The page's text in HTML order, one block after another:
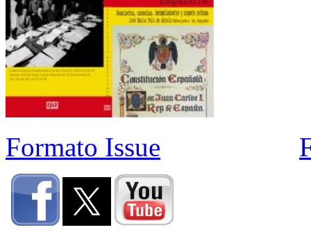
Formato Issue